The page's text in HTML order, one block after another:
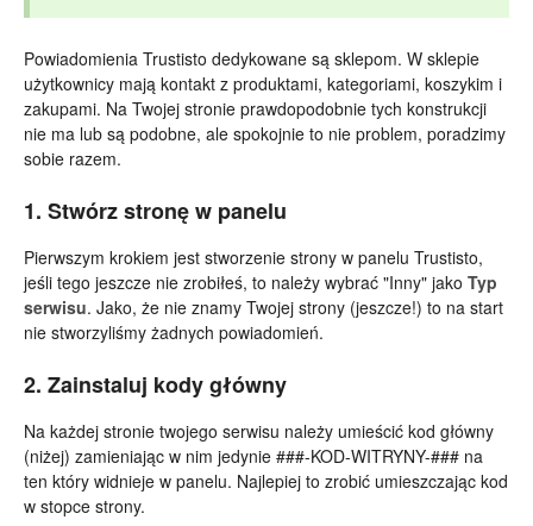
Powiadomienia Trustisto dedykowane są sklepom. W sklepie
użytkownicy mają kontakt z produktami, kategoriami, koszykim i
zakupami. Na Twojej stronie prawdopodobnie tych konstrukcji
nie ma lub są podobne, ale spokojnie to nie problem, poradzimy
sobie razem.
1. Stwórz stronę w panelu
Pierwszym krokiem jest stworzenie strony w panelu Trustisto,
jeśli tego jeszcze nie zrobiłeś, to należy wybrać "Inny" jako Typ
serwisu. Jako, że nie znamy Twojej strony (jeszcze!) to na start
nie stworzyliśmy żadnych powiadomień.
2. Zainstaluj kody główny
Na każdej stronie twojego serwisu należy umieścić kod główny
(niżej) zamieniając w nim jedynie ###-KOD-WITRYNY-### na
ten który widnieje w panelu. Najlepiej to zrobić umieszczając kod
w stopce strony.